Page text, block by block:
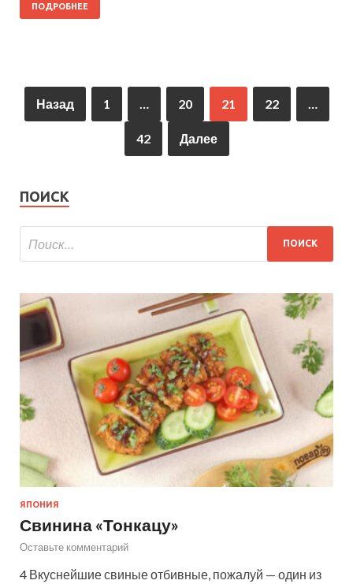
ПОДРОБНЕЕ
Назад 1 … 20 21 22 …
42 Далее
ПОИСК
ЯПОНИЯ
Свинина «Тонкацу»
Оставьте комментарий
4 Вкуснейшие свиные отбивные, пожалуй — один из